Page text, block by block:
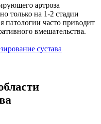
артроза
только на 1-2 стадии
патологии часто приводит
вмешательства.